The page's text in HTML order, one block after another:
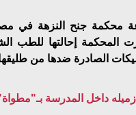
جنح النزهة في مصر
المحكمة إحالتها للطب
الصادرة ضدها من
داخل المدرسة بـ"مطواة"